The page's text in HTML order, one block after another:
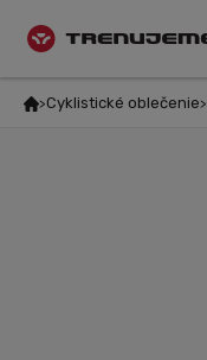
Cyklistické oblečenie